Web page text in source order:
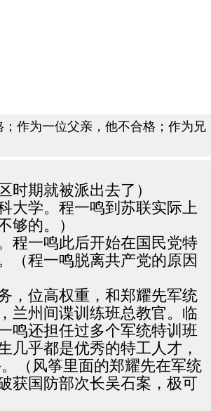
作为一位父亲，他不合格；作为兄
期就被派出去了）
大学。程一鸣到苏联实际上
够的。）
程一鸣此后开始在国民党特
（程一鸣脱离共产党的原因
，位高权重，和郑耀先军统
兰州间谍训练班总教官。临
鸣还担任过多个军统特训班
几乎都是优秀的特工人才，
（风筝里面的郑耀先在军统
获国防部次长吴石案，极可